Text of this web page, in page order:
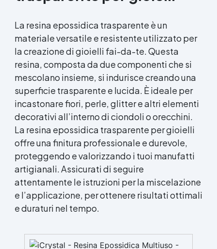
La resina epossidica trasparente è un
materiale versatile e resistente utilizzato per
la creazione di gioielli fai-da-te. Questa
resina, composta da due componenti che si
mescolano insieme, si indurisce creando una
superficie trasparente e lucida. È ideale per
incastonare fiori, perle, glitter e altri elementi
decorativi all’interno di ciondoli o orecchini.
La resina epossidica trasparente per gioielli
offre una finitura professionale e durevole,
proteggendo e valorizzando i tuoi manufatti
artigianali. Assicurati di seguire
attentamente le istruzioni per la miscelazione
e l’applicazione, per ottenere risultati ottimali
e duraturi nel tempo.